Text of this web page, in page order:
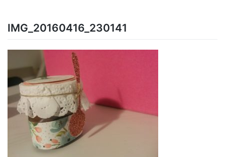
IMG_20160416_230141